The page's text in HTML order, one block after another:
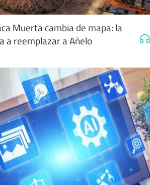
Muerta cambia de mapa: la
a reemplazar a Añelo